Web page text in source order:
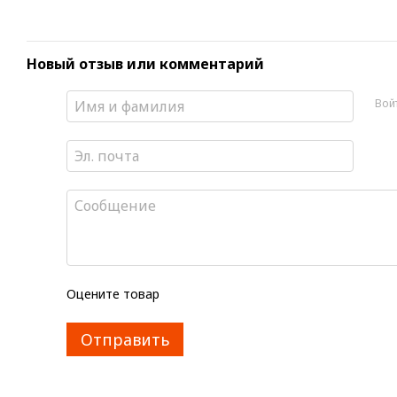
Новый отзыв или комментарий
Оцените товар
Отправить